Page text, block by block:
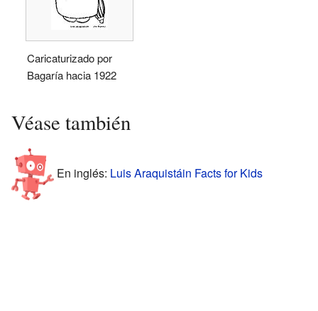
Caricaturizado por
Bagaría hacia 1922
Véase también
En inglés: Luis Araquistáin Facts for Kids